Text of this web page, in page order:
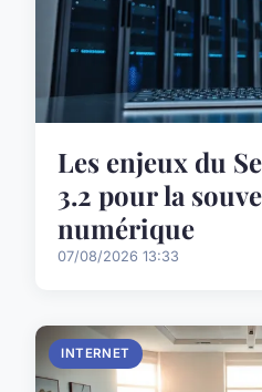
Les enjeux du
3.2 pour la
numérique
07/08/2026 13:33
INTERNET